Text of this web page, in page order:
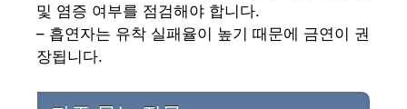
및 염증 여부를 점검해야 합니다.
– 흡연자는 유착 실패율이 높기 때문에 금연이 권
장됩니다.